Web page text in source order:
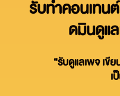
รับทำคอนเทน
ดมินดูแ
“รับดูแลเพจ เขี
เ